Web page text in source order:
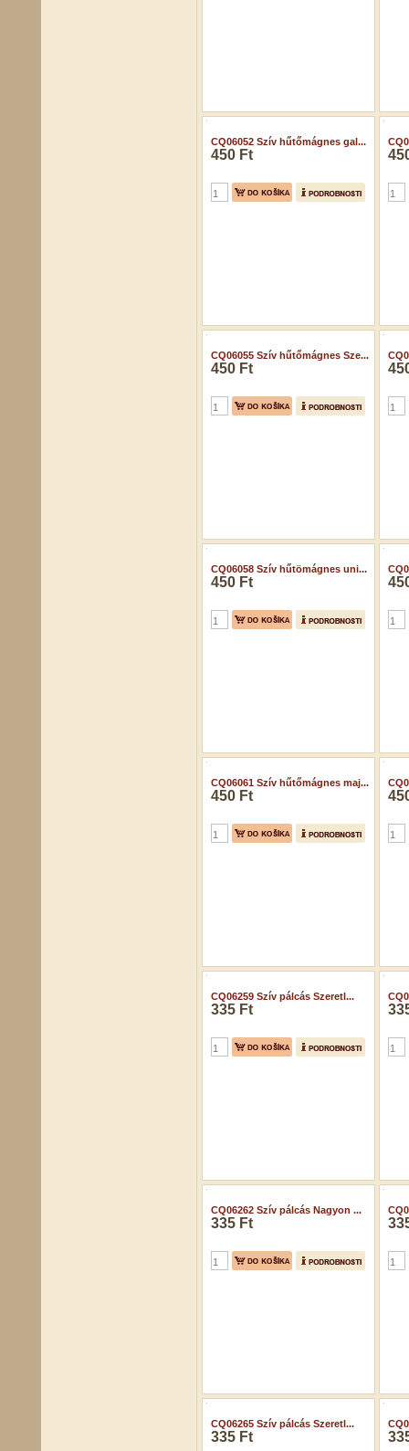
CQ06055 Szív hűtőmágnes Sze...
450 Ft
CQ06058 Szív hűtömágnes uni...
450 Ft
CQ06061 Szív hűtőmágnes maj...
450 Ft
CQ06259 Szív pálcás Szeretl...
335 Ft
CQ06262 Szív pálcás Nagyon ...
335 Ft
CQ06265 Szív pálcás Szeretl...
335 Ft